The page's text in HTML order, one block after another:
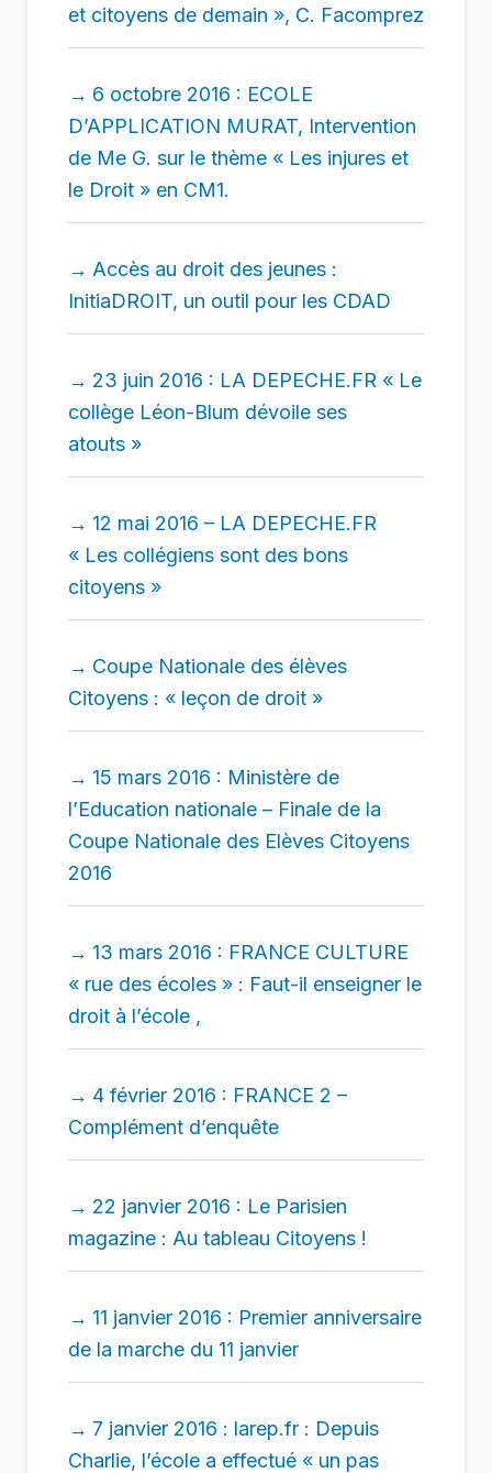
et citoyens de demain », C. Facomprez
6 octobre 2016 : ECOLE
D’APPLICATION MURAT, Intervention
de Me G. sur le thème « Les injures et
le Droit » en CM1.
Accès au droit des jeunes :
InitiaDROIT, un outil pour les CDAD
23 juin 2016 : LA DEPECHE.FR « Le
collège Léon-Blum dévoile ses
atouts »
12 mai 2016 – LA DEPECHE.FR
« Les collégiens sont des bons
citoyens »
Coupe Nationale des élèves
Citoyens : « leçon de droit »
15 mars 2016 : Ministère de
l’Education nationale – Finale de la
Coupe Nationale des Elèves Citoyens
2016
13 mars 2016 : FRANCE CULTURE
« rue des écoles » : Faut-il enseigner le
droit à l’école ,
4 février 2016 : FRANCE 2 –
Complément d’enquête
22 janvier 2016 : Le Parisien
magazine : Au tableau Citoyens !
11 janvier 2016 : Premier anniversaire
de la marche du 11 janvier
7 janvier 2016 : larep.fr : Depuis
Charlie, l’école a effectué « un pas